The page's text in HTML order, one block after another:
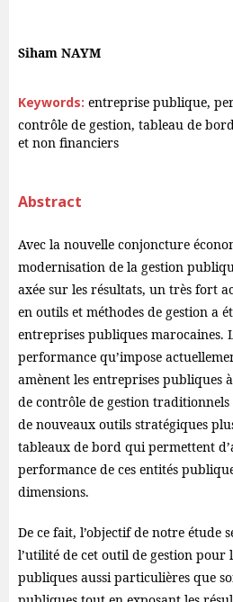
Siham NAYM
Keywords: entreprise publique,
contrôle de gestion, tableau de
et non financiers
Abstract
Avec la nouvelle conjoncture
modernisation de la gestion
axée sur les résultats, un très fort
en outils et méthodes de gestion a
entreprises publiques marocaines.
performance qu’impose
amènent les entreprises publiques
de contrôle de gestion
de nouveaux outils stratégiques
tableaux de bord qui permettent
performance de ces entités
dimensions.
De ce fait, l’objectif de notre étude
l’utilité de cet outil de gestion pour
publiques aussi particulières que